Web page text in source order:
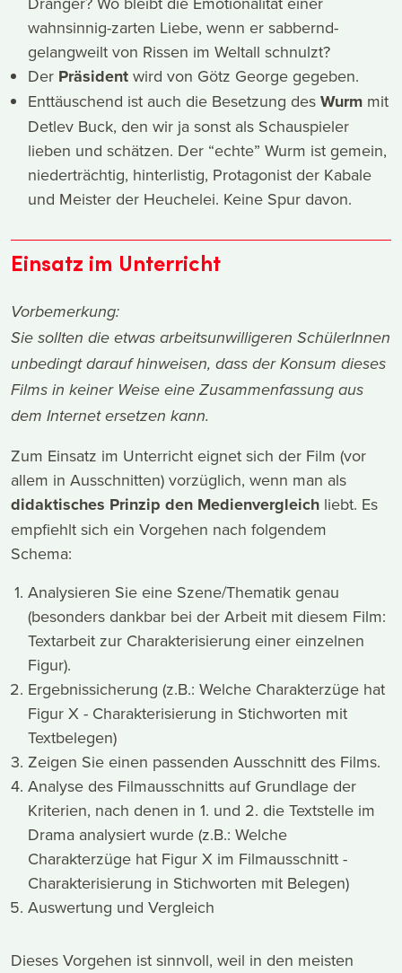
wahnsinnig-zarten Liebe, wenn er sabbernd-
gelangweilt von Rissen im Weltall schnulzt?
Der Präsident wird von Götz George gegeben.
Enttäuschend ist auch die Besetzung desWurm mit
Detlev Buck, den wir ja sonst als Schauspieler
lieben und schätzen. Der “echte” Wurm ist gemein,
niederträchtig, hinterlistig, Protagonist der Kabale
und Meister der Heuchelei. Keine Spur davon.
Einsatz im Unterricht
Vorbemerkung:
Sie sollten die etwas arbeitsunwilligeren SchülerInnen
unbedingt darauf hinweisen, dass der Konsum dieses
Films in keiner Weise eine Zusammenfassung aus
dem Internet ersetzen kann.
Zum Einsatz im Unterricht eignet sich der Film (vor
allem in Ausschnitten) vorzüglich, wenn man als
didaktisches Prinzip den Medienvergleich liebt. Es
empfiehlt sich ein Vorgehen nach folgendem
Schema:
Analysieren Sie eine Szene/Thematik genau
(besonders dankbar bei der Arbeit mit diesem Film:
Textarbeit zur Charakterisierung einer einzelnen
Figur).
Ergebnissicherung (z.B.: Welche Charakterzüge hat
Figur X - Charakterisierung in Stichworten mit
Textbelegen)
Zeigen Sie einen passenden Ausschnitt des Films.
Analyse des Filmausschnitts auf Grundlage der
Kriterien, nach denen in 1. und 2. die Textstelle im
Drama analysiert wurde (z.B.: Welche
Charakterzüge hat Figur X im Filmausschnitt -
Charakterisierung in Stichworten mit Belegen)
Auswertung und Vergleich
Dieses Vorgehen ist sinnvoll, weil in den meisten